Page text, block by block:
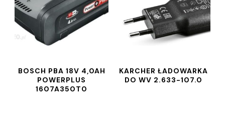
BOSCH PBA 18V 4,0AH
POWERPLUS
1607A350T0
KARCHER ŁADOWARKA
DO WV 2.633-107.0